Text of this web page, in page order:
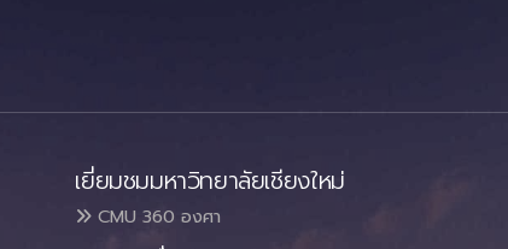
เยี่ยมชมมหาวิทยาลัยเชียงใหม่
CMU 360 องศา